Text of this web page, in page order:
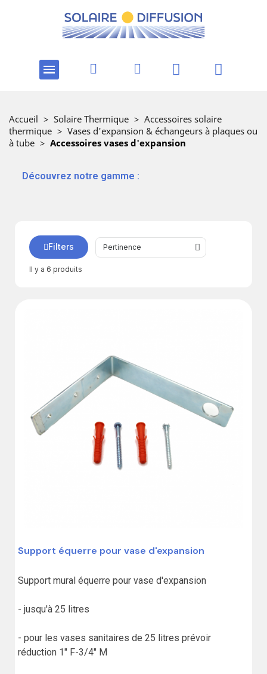
Accueil > Solaire Thermique > Accessoires solaire
thermique > Vases d'expansion & échangeurs à plaques ou
à tube > Accessoires vases d'expansion
‎ ‎ ‎‎ ‎Découvrez notre gamme :
Il y a 6 produits
Filters
Support équerre pour vase d'expansion
Support mural équerre pour vase d'expansion
- jusqu'à 25 litres
- pour les vases sanitaires de 25 litres prévoir
réduction 1" F-3/4" M